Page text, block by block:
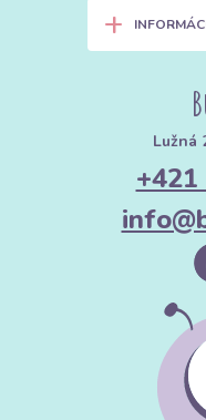
+
Lužná